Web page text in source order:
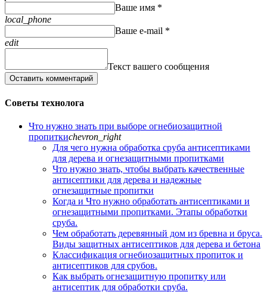
Ваше имя *
local_phone
Ваше e-mail *
edit
Текст вашего сообщения
Оставить комментарий
Советы технолога
Что нужно знать при выборе огнебиозащитной
пропиткиchevron_right
Для чего нужна обработка сруба антисептиками
для дерева и огнезащитными пропитками
Что нужно знать, чтобы выбрать качественные
антисептики для дерева и надежные
огнезащитные пропитки
Когда и Что нужно обработать антисептиками и
огнезащитными пропитками. Этапы обработки
сруба.
Чем обработать деревянный дом из бревна и бруса.
Виды защитных антисептиков для дерева и бетона
Классификация огнебиозащитных пропиток и
антисептиков для срубов.
Как выбрать огнезащитную пропитку или
антисептик для обработки сруба.